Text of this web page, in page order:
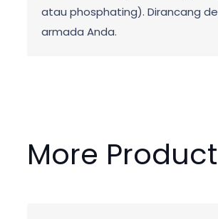
atau phosphating). Dirancang
armada Anda.
More Product